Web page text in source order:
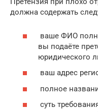
должна содержать
ваше ФИО
вы подаёте
юридического
ваш адрес
полное
суть